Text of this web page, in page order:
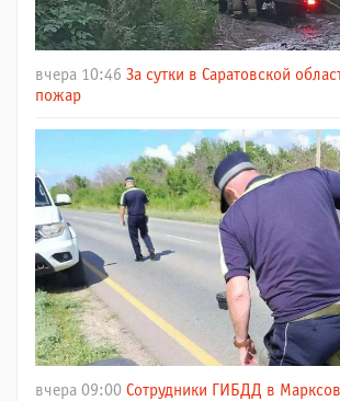
вчера 10:46 За сутки в Саратовской
пожар
вчера 09:00 Сотрудники ГИБДД в